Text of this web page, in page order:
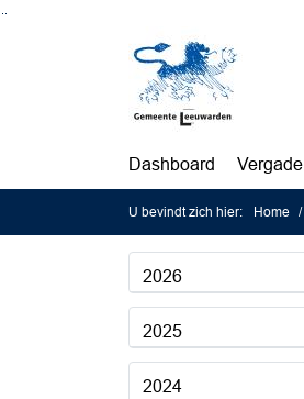
Dashboard
U bevindt zich hier: Home
2026
2025
2024